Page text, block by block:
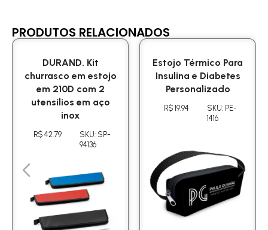
PRODUTOS RELACIONADOS
DURAND. Kit
churrasco em estojo
em 210D com 2
utensílios em aço
inox
R$ 42.79
SKU: SP-
94136
Estojo Térmico Para
Insulina e Diabetes
Personalizado
R$ 19.94
SKU: PE-
1416